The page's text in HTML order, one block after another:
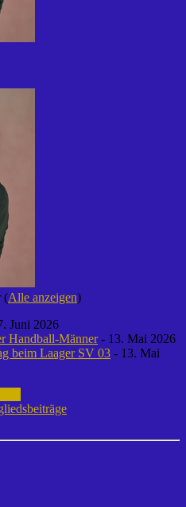
(Alle anzeigen)
Juni 2026
Handball-Männer- 13. Mai 2026
beim Laager SV 03 - 13. Mai